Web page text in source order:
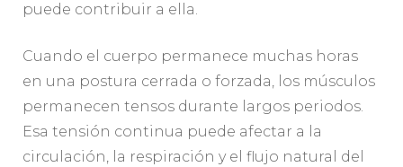
puede contribuir a ella.
Cuando el cuerpo permanece muchas horas
en una postura cerrada o forzada, los músculos
permanecen tensos durante largos periodos.
Esa tensión continua puede afectar a la
circulación, la respiración y el flujo natural del